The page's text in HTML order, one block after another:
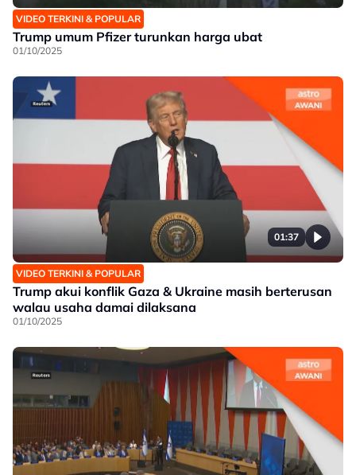
VIDEO TERKINI & POPULAR
Trump umum Pfizer turunkan harga ubat
01/10/2025
01:37
VIDEO TERKINI & POPULAR
Trump akui konflik Gaza & Ukraine masih berterusan
walau usaha damai dilaksana
01/10/2025